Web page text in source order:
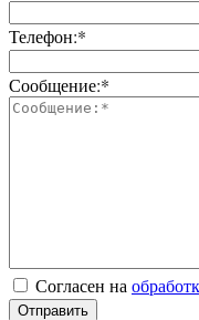
Телефон:*
Сообщение:*
Согласен на
Отправить